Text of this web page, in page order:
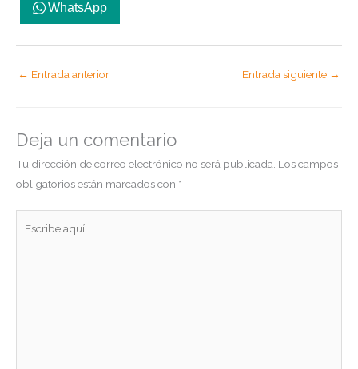
WhatsApp
← Entrada anterior Entrada siguiente →
Deja un comentario
Tu dirección de correo electrónico no será publicada. Los campos
obligatorios están marcados con *